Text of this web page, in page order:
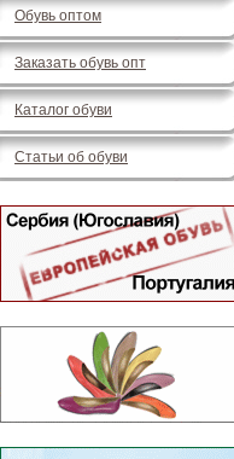
Обувь оптом
Заказать обувь опт
Каталог обуви
Статьи об обуви